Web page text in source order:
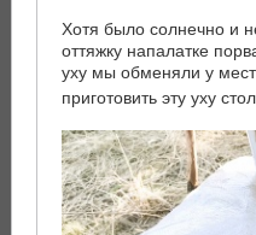
Хотя было солнечно и
оттяжку напалатке
уху мы обменяли у
приготовить эту уху